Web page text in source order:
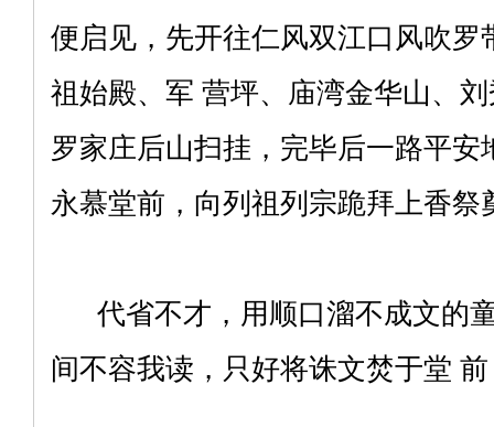
便启见，先开往仁风双江口风吹
祖始殿、军 营坪、庙湾金华山、
罗家庄后山扫挂，完毕后一路平
永慕堂前，向列祖列宗跪拜上香祭
代省不才，用顺口溜不成文的
间不容我读，只好将诛文焚于堂